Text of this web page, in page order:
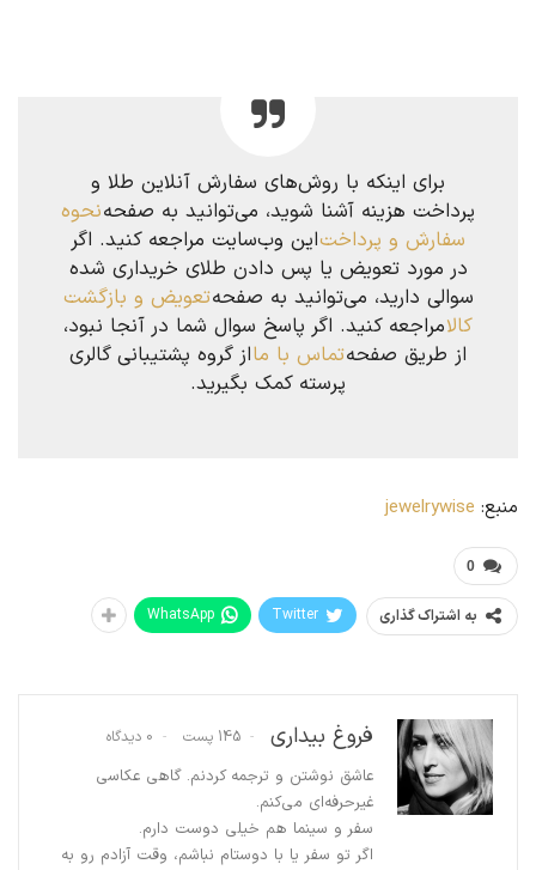
برای اینکه با روش‌های سفارش آنلاین طلا و
پرداخت هزینه آشنا شوید، می‌توانید به صفحهنحوه
سفارش و پرداختاین وب‌سایت مراجعه کنید. اگر
در مورد تعویض یا پس دادن طلای خریداری شده
سوالی دارید، می‌توانید به صفحهتعویض و بازگشت
کالامراجعه کنید. اگر پاسخ سوال شما در آنجا نبود،
از طریق صفحهتماس با مااز گروه پشتیبانی گالری
پرسته کمک بگیرید.
منبع: jewelrywise
0
به اشتراک گذاری Twitter
WhatsApp
فروغ بیداری 145 پست 0 دیدگاه
عاشق نوشتن و ترجمه کردنم. گاهی عکاسی
غیرحرفه‌ای می‌کنم.
سفر و سینما هم خیلی دوست دارم.
اگر تو سفر یا با دوستام نباشم، وقت آزادم رو به